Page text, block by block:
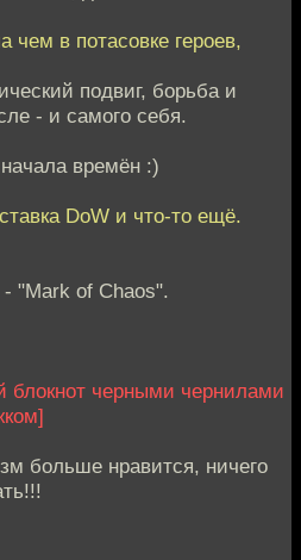
в потасовке героев,
подвиг, борьба и
- и самого себя.
времён :)
DoW и что-то ещё.
"Mark of Chaos".
блокнот черными чернилами
больше нравится, ничего